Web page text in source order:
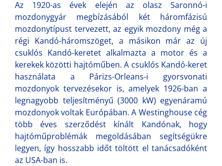
Az 1920-as évek elején az olasz Saronnó-i
mozdonygyár megbízásából két háromfázisú
mozdonytípust tervezett, az egyik mozdony még a
régi Kandó-háromszöget, a másikon már az új
csuklós Kandó-keretet alkalmazta a motor és a
kerekek közötti hajtóműben. A csuklós Kandó-keret
használata a Párizs-Orleans-i gyorsvonati
mozdonyok tervezésekor is, amelyek 1926-ban a
legnagyobb teljesítményű (3000 kW) egyenáramú
mozdonyok voltak Európában. A Westinghouse cég
több éves szerződést kínált Kandónak, hogy
hajtóműproblémák megoldásában segítségükre
legyen, így hosszabb időt töltött el tanácsadóként
az USA-ban is.